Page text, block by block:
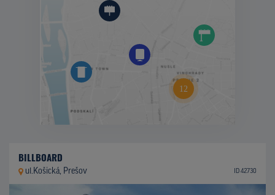
BILLBOARD
ul.Košická, Prešov ID 42730